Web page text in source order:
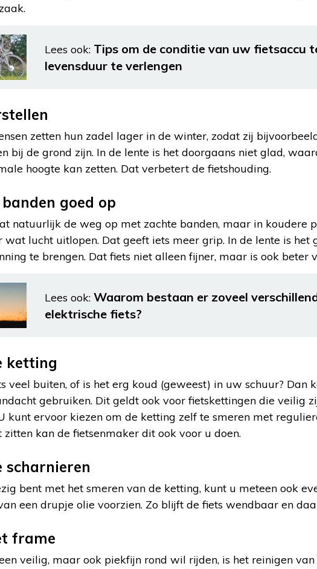
Lees ook: Tips om de conditie van uw fietsaccu
levensduur te verlengen
zetten hun zadel lager in de winter, zodat zij
bij de grond zijn. In de lente is het doorgaans niet glad,
hoogte kan zetten. Dat verbetert de fietshouding.
goed op
natuurlijk de weg op met zachte banden, maar in koudere
wat lucht uitlopen. Dat geeft iets meer grip. In de lente is het
te brengen. Dat fiets niet alleen fijner, maar is ook beter
Lees ook: Waarom bestaan er zoveel
elektrische fiets?
ketting
veel buiten, of is het erg koud (geweest) in uw schuur? Dan
gebruiken. Dit geldt ook voor fietskettingen die veilig
kunt ervoor kiezen om de ketting zelf te smeren met
zitten kan de fietsenmaker dit ook voor u doen.
scharnieren
bent met het smeren van de ketting, kunt u meteen ook
een drupje olie voorzien. Zo blijft de fiets wendbaar en
frame
veilig, maar ook piekfijn rond wil rijden, is het reinigen